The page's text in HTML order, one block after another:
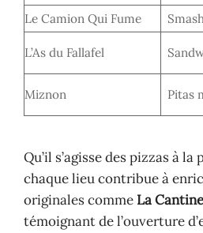
Le Camion Qui Fume
L’As du Fallafel
Miznon Pitas
Qu’il s’agisse des pizzas à
chaque lieu contribue à
originales comme La
témoignant de l’ouverture